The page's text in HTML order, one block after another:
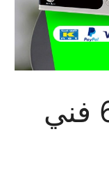
تركيب ستلايت المسايل 69622724 فني